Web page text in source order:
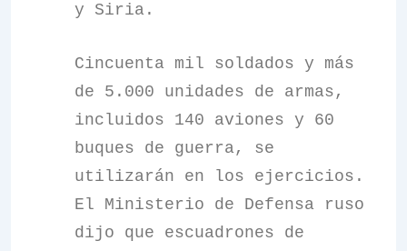
y Siria.
Cincuenta mil soldados y más
de 5.000 unidades de armas,
incluidos 140 aviones y 60
buques de guerra, se
utilizarán en los ejercicios.
El Ministerio de Defensa ruso
dijo que escuadrones de